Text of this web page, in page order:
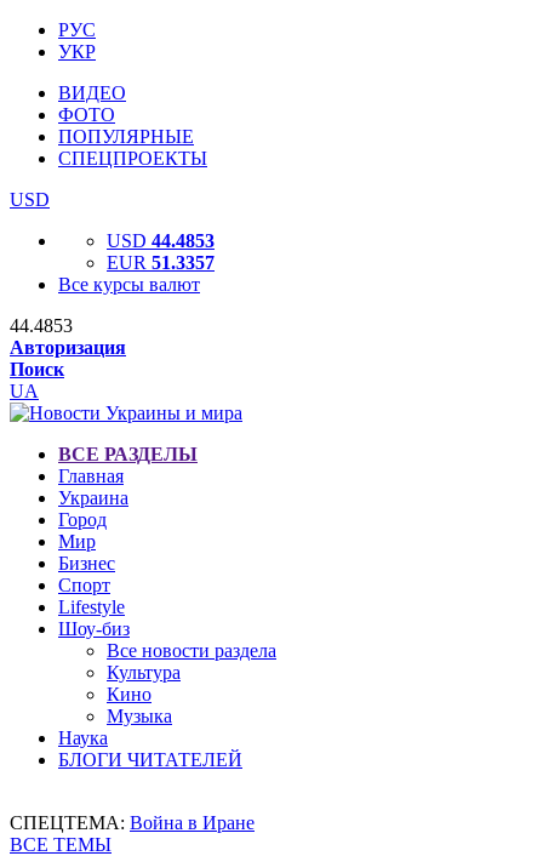
РУС
УКР
ВИДЕО
ФОТО
ПОПУЛЯРНЫЕ
СПЕЦПРОЕКТЫ
USD
USD 44.4853
EUR 51.3357
Все курсы валют
44.4853
Авторизация
Поиск
UA
ВСЕ РАЗДЕЛЫ
Главная
Украина
Город
Мир
Бизнес
Спорт
Lifestyle
Шоу-биз
Все новости раздела
Культура
Кино
Музыка
Наука
БЛОГИ ЧИТАТЕЛЕЙ
СПЕЦТЕМА: Война в Иране
ВСЕ ТЕМЫ